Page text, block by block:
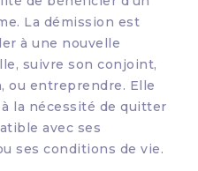
La démission est
à une nouvelle
suivre son conjoint,
ou entreprendre. Elle
la nécessité de quitter
avec ses
ses conditions de vie.